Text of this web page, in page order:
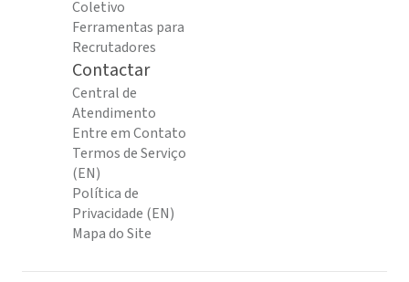
Coletivo
Ferramentas para
Recrutadores
Contactar
Central de
Atendimento
Entre em Contato
Termos de Serviço
(EN)
Política de
Privacidade (EN)
Mapa do Site